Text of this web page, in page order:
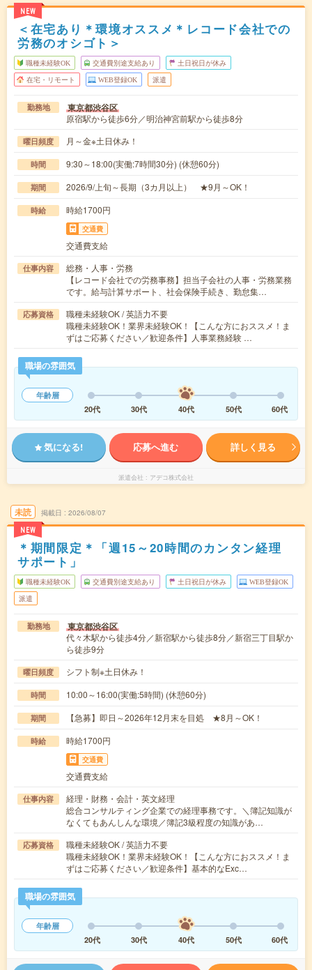
NEW
＜在宅あり＊環境オススメ＊レコード会社での
労務のオシゴト＞
職種未経験OK 交通費別途支給あり 土日祝日が休み
在宅・リモート WEB登録OK 派遣
勤務地 東京都渋谷区
原宿駅から徒歩6分／明治神宮前駅から徒歩8分
曜日頻度 月～金※土日休み！
時間 9:30～18:00(実働:7時間30分) (休憩60分)
期間 2026/9/上旬～長期（3カ月以上） ★9月～OK！
時給 時給1700円
交通費
交通費支給
仕事内容
総務・人事・労務
【レコード会社での労務事務】担当子会社の人事・労務業務
です。給与計算サポート、社会保険手続き、勤怠集…
応募資格
職種未経験OK / 英語力不要
職種未経験OK！業界未経験OK！【こんな方におススメ！ま
ずはご応募ください／歓迎条件】人事業務経験 …
職場の雰囲気
年齢層
20代
30代 40代 50代 60代
気になる! 応募へ進む 詳しく見る
派遣会社 アデコ株式会社
未読
NEW
掲載日 2026/08/07
＊期間限定＊「週15～20時間のカンタン経理
サポート」
職種未経験OK 交通費別途支給あり 土日祝日が休み WEB登録OK
派遣
勤務地 東京都渋谷区
代々木駅から徒歩4分／新宿駅から徒歩8分／新宿三丁目駅か
ら徒歩9分
曜日頻度 シフト制※土日休み！
時間 10:00～16:00(実働:5時間) (休憩60分)
期間 【急募】即日～2026年12月末を目処 ★8月～OK！
時給 時給1700円
交通費
交通費支給
仕事内容
経理・財務・会計・英文経理
総合コンサルティング企業での経理事務です。＼簿記知識が
なくてもあんしんな環境／簿記3級程度の知識があ…
応募資格
職種未経験OK / 英語力不要
職種未経験OK！業界未経験OK！【こんな方におススメ！ま
ずはご応募ください／歓迎条件】基本的なExc…
職場の雰囲気
年齢層
20代
30代 40代 50代 60代